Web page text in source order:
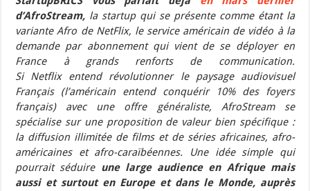
d’AfroStream, la startup qui se présente comme étant la
variante Afro de NetFlix, le service américain de vidéo à la
demande par abonnement qui vient de se déployer en
France à grands renforts de communication.
Si Netflix entend révolutionner le paysage audiovisuel
Français (l’américain entend conquérir 10% des foyers
français) avec une offre généraliste, AfroStream se
spécialise sur une proposition de valeur bien spécifique :
la diffusion illimitée de films et de séries africaines, afro-
américaines et afro-caraïbéennes. Une idée simple qui
pourrait séduire une large audience en Afrique mais
aussi et surtout en Europe et dans le Monde, auprès